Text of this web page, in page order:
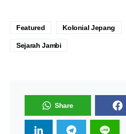
Featured Kolonial Jepang
Sejarah Jambi
Share